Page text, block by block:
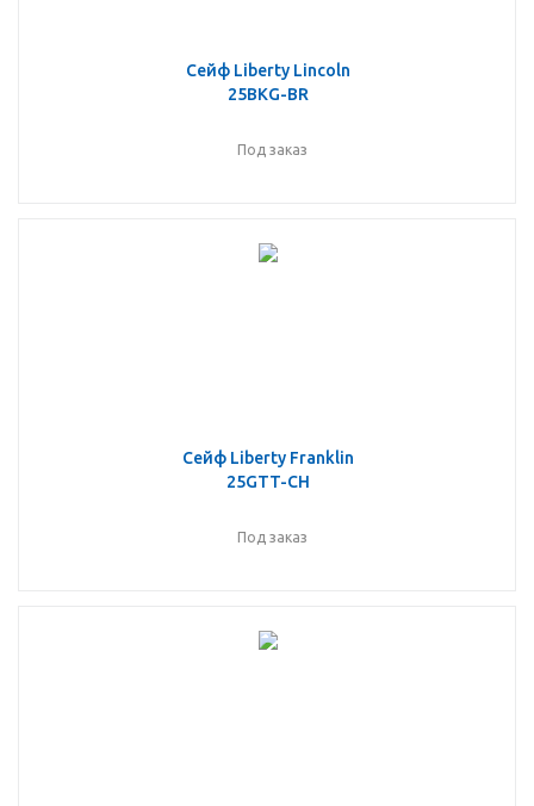
Сейф Liberty Lincoln
25BKG-BR
Под заказ
Сейф Liberty Franklin
25GTT-CH
Под заказ